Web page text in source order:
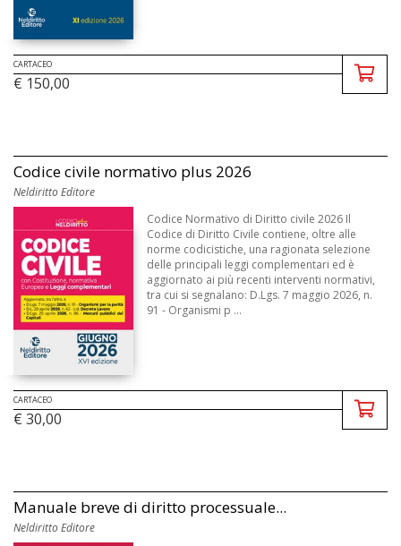
CARTACEO
€ 150,00
Codice civile normativo plus 2026
Neldiritto Editore
Codice Normativo di Diritto civile 2026 Il
Codice di Diritto Civile contiene, oltre alle
norme codicistiche, una ragionata selezione
delle principali leggi complementari ed è
aggiornato ai più recenti interventi normativi,
tra cui si segnalano: D.Lgs. 7 maggio 2026, n.
91 - Organismi p ...
CARTACEO
€ 30,00
Manuale breve di diritto processuale...
Neldiritto Editore